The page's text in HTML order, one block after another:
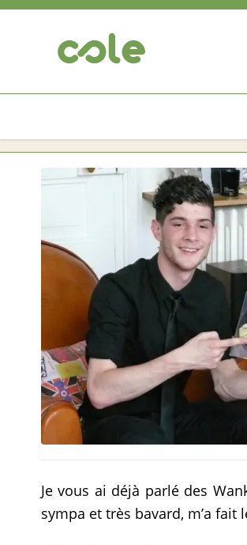
Je vous ai déjà parlé des
sympa et très bavard, m’a